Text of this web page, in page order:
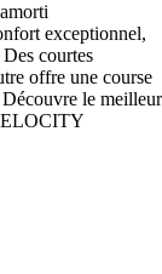
exceptionnel,
courtes
offre une course
le meilleur